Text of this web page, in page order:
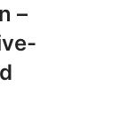
–